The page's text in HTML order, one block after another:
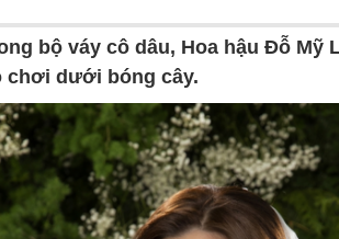
bộ váy cô dâu, Hoa hậu Đỗ Mỹ
chơi dưới bóng cây.